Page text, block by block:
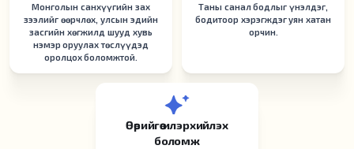
Монголын санхүүгийн зах
зээлийг өөрчлөх, улсын эдийн
засгийн хөгжилд шууд хувь
нэмэр оруулах төслүүдэд
оролцох боломжтой.
Таны санал бодлыг үнэлдэг,
бодитоор хэрэгждэг уян хатан
орчин.
Өөрийгөө илэрхийлэх
боломж